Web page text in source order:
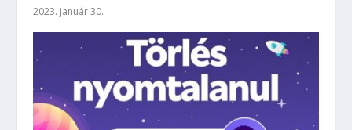
2023. január 30.